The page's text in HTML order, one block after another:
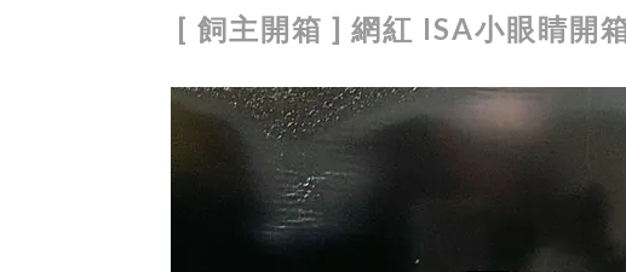
[ 飼主開箱 ] 網紅 ISA小眼睛開